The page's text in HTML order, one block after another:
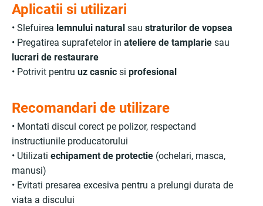
Aplicatii si utilizari
• Slefuirea lemnului natural sau straturilor de vopsea
• Pregatirea suprafetelor in ateliere de tamplarie sau
lucrari de restaurare
• Potrivit pentru uz casnic si profesional
Recomandari de utilizare
• Montati discul corect pe polizor, respectand
instructiunile producatorului
• Utilizati echipament de protectie (ochelari, masca,
manusi)
• Evitati presarea excesiva pentru a prelungi durata de
viata a discului